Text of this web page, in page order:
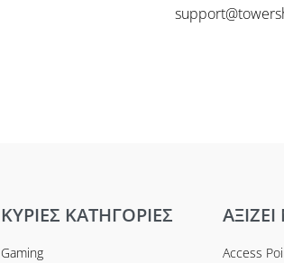
ΚΥΡΙΕΣ ΚΑΤΗΓΟΡΙΕΣ
Gaming
Access